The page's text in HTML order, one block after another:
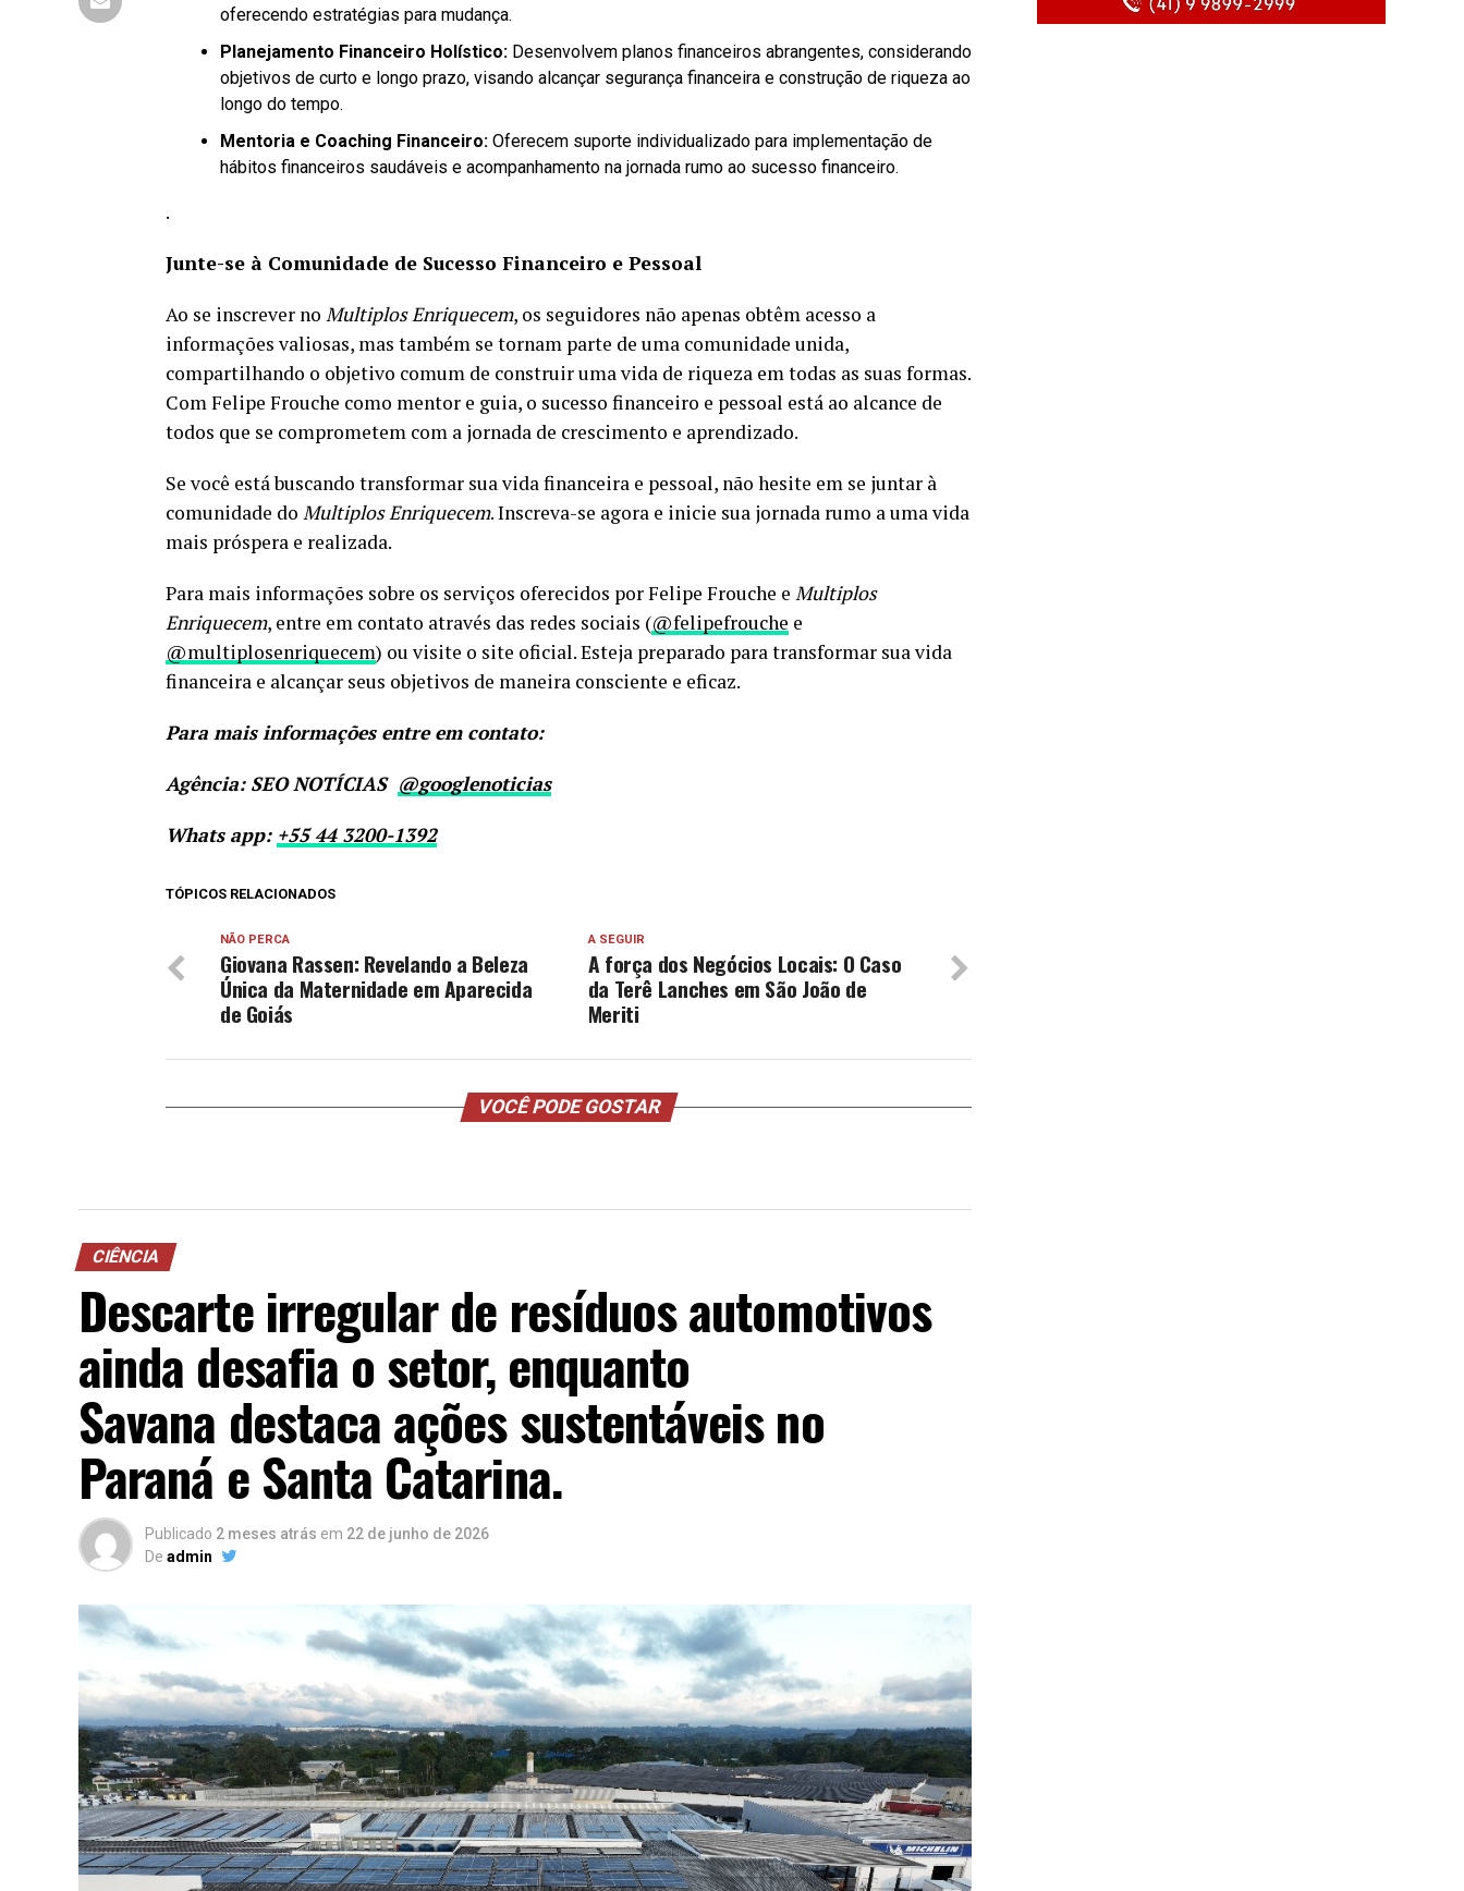
oferecendo estratégias para mudança.
Planejamento Financeiro Holístico: Desenvolvem planos financeiros abrangentes, considerando
objetivos de curto e longo prazo, visando alcançar segurança financeira e construção de riqueza ao
longo do tempo.
Mentoria e Coaching Financeiro: Oferecem suporte individualizado para implementação de
hábitos financeiros saudáveis e acompanhamento na jornada rumo ao sucesso financeiro.
.
Junte-se à Comunidade de Sucesso Financeiro e Pessoal
Ao se inscrever no Multiplos Enriquecem, os seguidores não apenas obtêm acesso a
informações valiosas, mas também se tornam parte de uma comunidade unida,
compartilhando o objetivo comum de construir uma vida de riqueza em todas as suas formas.
Com Felipe Frouche como mentor e guia, o sucesso financeiro e pessoal está ao alcance de
todos que se comprometem com a jornada de crescimento e aprendizado.
Se você está buscando transformar sua vida financeira e pessoal, não hesite em se juntar à
comunidade do Multiplos Enriquecem. Inscreva-se agora e inicie sua jornada rumo a uma vida
mais próspera e realizada.
Para mais informações sobre os serviços oferecidos por Felipe Frouche e Multiplos
Enriquecem, entre em contato através das redes sociais (@felipefrouche e
@multiplosenriquecem) ou visite o site oficial. Esteja preparado para transformar sua vida
financeira e alcançar seus objetivos de maneira consciente e eficaz.
Para mais informações entre em contato:
Agência: SEO NOTÍCIAS @googlenoticias
Whats app: +55 44 3200-1392
TÓPICOS RELACIONADOS
A SEGUIR
A força dos Negócios Locais: O Caso
da Terê Lanches em São João de
Meriti
NÃO PERCA
Giovana Rassen: Revelando a Beleza
Única da Maternidade em Aparecida
de Goiás
VOCÊ PODE GOSTAR
CIÊNCIA
Descarte irregular de resíduos automotivos
ainda desafia o setor, enquanto
Savana destaca ações sustentáveis no
Paraná e Santa Catarina.
Publicado 2 meses atrás em 22 de junho de 2026
De admin